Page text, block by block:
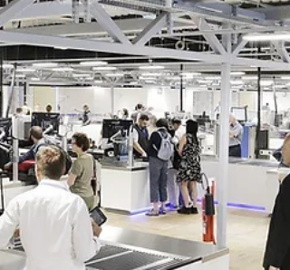
보안검색을 통과할 수